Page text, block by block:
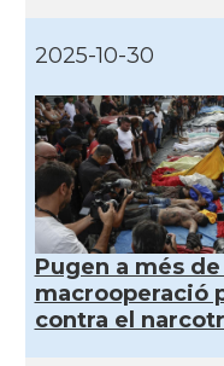
2025-10-30
Pugen a més
macrooperació
contra el